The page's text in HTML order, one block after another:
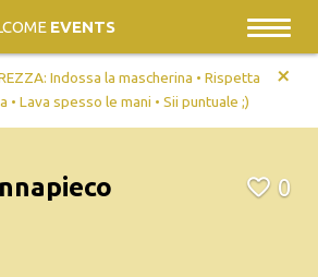
EVENTS
Indossa la mascherina • Rispetta
• Lava spesso le mani • Sii puntuale ;)
+
0